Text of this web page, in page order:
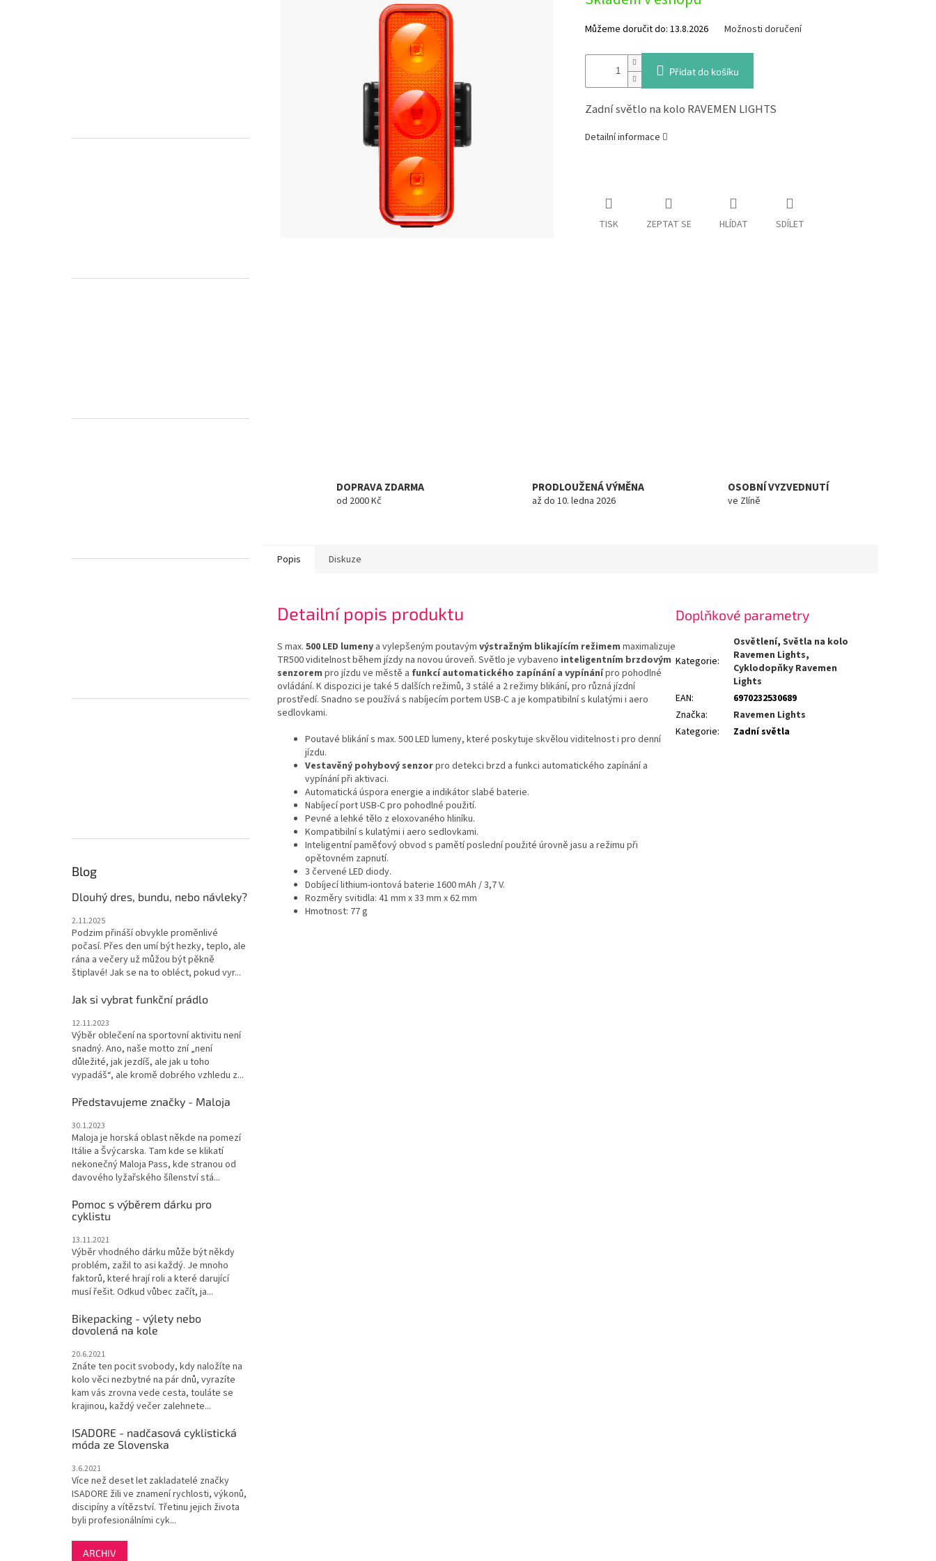
Blog
Dlouhý dres, bundu, nebo návleky?
2.11.2025
Podzim přináší obvykle proměnlivé
počasí. Přes den umí být hezky, teplo, ale
rána a večery už můžou být pěkně
štiplavé! Jak se na to obléct, pokud vyr...
Jak si vybrat funkční prádlo
12.11.2023
Výběr oblečení na sportovní aktivitu není
snadný. Ano, naše motto zní „není
důležité, jak jezdíš, ale jak u toho
vypadáš“, ale kromě dobrého vzhledu z...
Představujeme značky - Maloja
30.1.2023
Maloja je horská oblast někde na pomezí
Itálie a Švýcarska. Tam kde se klikatí
nekonečný Maloja Pass, kde stranou od
davového lyžařského šílenství stá...
Pomoc s výběrem dárku pro
cyklistu
13.11.2021
Výběr vhodného dárku může být někdy
problém, zažil to asi každý. Je mnoho
faktorů, které hrají roli a které darující
musí řešit. Odkud vůbec začít, ja...
Bikepacking - výlety nebo
dovolená na kole
20.6.2021
Znáte ten pocit svobody, kdy naložíte na
kolo věci nezbytné na pár dnů, vyrazíte
kam vás zrovna vede cesta, touláte se
krajinou, každý večer zalehnete...
ISADORE - nadčasová cyklistická
móda ze Slovenska
3.6.2021
Více než deset let zakladatelé značky
ISADORE žili ve znamení rychlosti, výkonů,
discipíny a vítězství. Třetinu jejich života
byli profesionálními cyk...
ARCHIV
Můžeme doručit do: 13.8.2026 Možnosti doručení
Přidat do košíku
Zadní světlo na kolo RAVEMEN LIGHTS
Detailní informace
TISK ZEPTAT SE HLÍDAT SDÍLET
DOPRAVA ZDARMA
od 2000 Kč
PRODLOUŽENÁ VÝMĚNA
až do 10. ledna 2026
OSOBNÍ VYZVEDNUTÍ
ve Zlíně
Popis Diskuze
Detailní popis produktu
S max. 500 LED lumeny a vylepšeným poutavým výstražným blikajícím režimem maximalizuje
TR500 viditelnost během jízdy na novou úroveň. Světlo je vybaveno inteligentním brzdovým
senzorem pro jízdu ve městě a funkcí automatického zapínání a vypínánípro pohodlné
ovládání. K dispozici je také 5 dalších režimů, 3 stálé a 2 režimy blikání, pro různá jízdní
prostředí. Snadno se používá s nabíjecím portem USB-C a je kompatibilní s kulatými i aero
sedlovkami.
Poutavé blikání s max. 500 LED lumeny, které poskytuje skvělou viditelnost i pro denní
jízdu.
Vestavěný pohybový senzorpro detekci brzd a funkci automatického zapínání a
vypínání při aktivaci.
Automatická úspora energie a indikátor slabé baterie.
Nabíjecí port USB-C pro pohodlné použití.
Pevné a lehké tělo z eloxovaného hliníku.
Kompatibilní s kulatými i aero sedlovkami.
Inteligentní paměťový obvod s pamětí poslední použité úrovně jasu a režimu při
opětovném zapnutí.
3 červené LED diody.
Dobíjecí lithium-iontová baterie 1600 mAh / 3,7 V.
Rozměry svitidla: 41 mm x 33 mm x 62 mm
Hmotnost: 77 g
Doplňkové parametry
Kategorie:
Osvětlení,Světla na kolo
Ravemen Lights,
Cyklodopňky Ravemen
Lights
EAN:
6970232530689
Značka:
Ravemen Lights
Kategorie: Zadní světla